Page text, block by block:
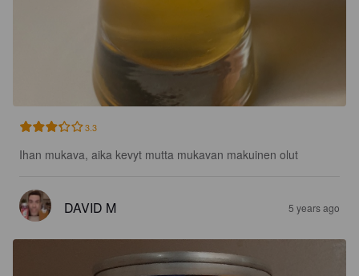
3.3
Ihan mukava, aika kevyt mutta mukavan makuinen olut
DAVID M 5 years ago